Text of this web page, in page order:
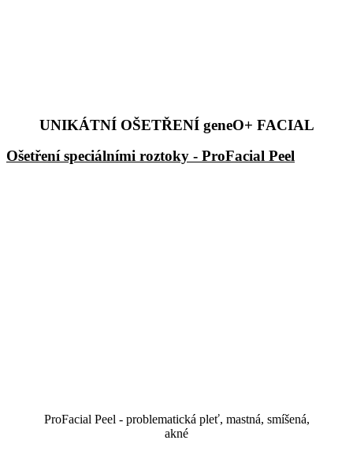
UNIKÁTNÍ OŠETŘENÍ geneO+ FACIAL
Ošetření speciálními roztoky - ProFacial Peel
ProFacial Peel - problematická pleť, mastná, smíšená,
akné